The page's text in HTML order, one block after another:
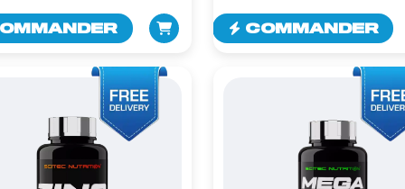
COMMANDER